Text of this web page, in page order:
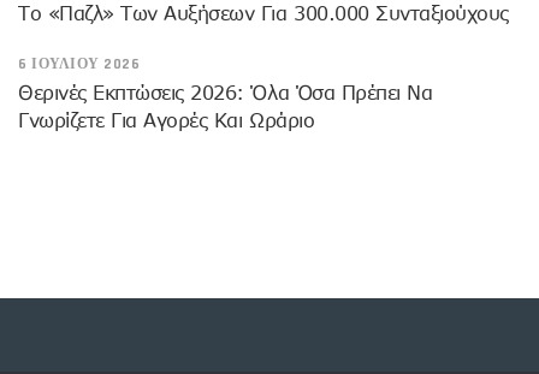
Το «παζλ» Των Αυξήσεων Για 300.000 Συνταξιούχους
6 ΙΟΥΛΊΟΥ 2026
Θερινές Εκπτώσεις 2026: Όλα Όσα Πρέπει Να
Γνωρίζετε Για Αγορές Και Ωράριο